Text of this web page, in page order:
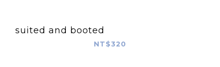
suited and booted
NT$320